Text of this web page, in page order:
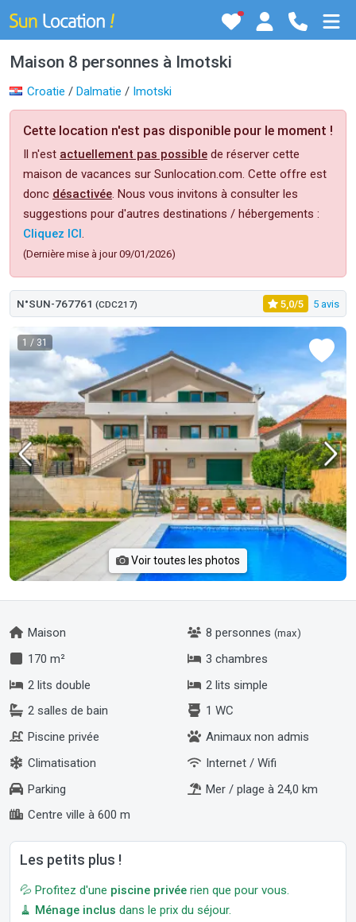
Maison 8 personnes à Imotski
Croatie / Dalmatie / Imotski
Cette location n'est pas disponible pour le moment !
Il n'est actuellement pas possible de réserver cette
maison de vacances sur Sunlocation.com. Cette offre est
donc désactivée. Nous vous invitons à consulter les
suggestions pour d'autres destinations / hébergements :
Cliquez ICI.
(Dernière mise à jour 09/01/2026)
N°SUN-767761 (CDC217) 5,0/5 5 avis
1 / 31
Voir toutes les photos
Maison 8 personnes (max)
170 m²
3 chambres
2 lits double
2 lits simple
2 salles de bain
1 WC
Piscine privée
Animaux non admis
Climatisation
Internet / Wifi
Parking
Mer / plage à 24,0 km
Centre ville à 600 m
Les petits plus !
💦 Profitez d'une piscine privée rien que pour vous.
🧹 Ménage inclus dans le prix du séjour.